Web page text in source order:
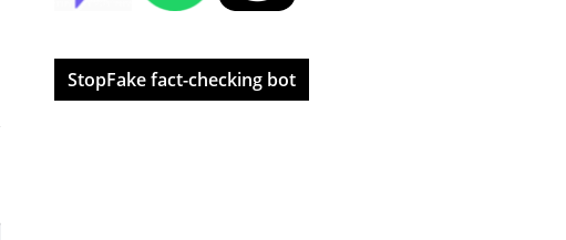
StopFake fact-checking bot